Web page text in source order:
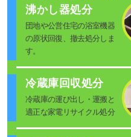
沸かし器処分
団地や公営住宅の浴室機器
の原状回復、撤去処分しま
す。
冷蔵庫回収処分
冷蔵庫の運び出し・運搬と
適正な家電リサイクル処分